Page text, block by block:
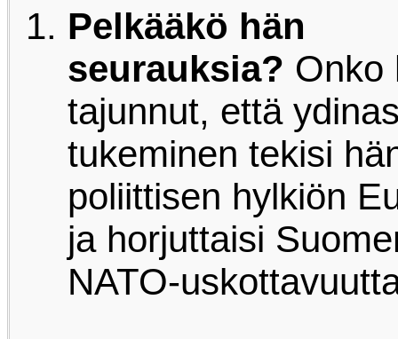
Pelkääkö hän
seurauksia? Onko
tajunnut, että
tukeminen tekisi
poliittisen hylkiön
ja horjuttaisi
NATO-